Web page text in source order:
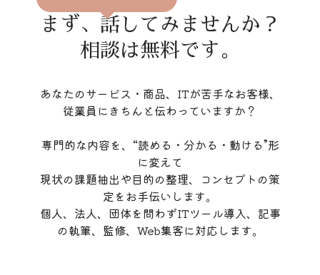
まず、話してみませんか？
相談は無料です。
あなたのサービス・商品、ITが苦手なお客様、
従業員にきちんと伝わっていますか？
専門的な内容を、“読める・分かる・動ける”形
に変えて
現状の課題抽出や目的の整理、コンセプトの策
定をお手伝いします。
個人、法人、団体を問わずITツール導入、記事
の執筆、監修、Web集客に対応します。